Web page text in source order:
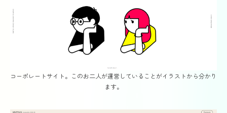
コーポレートサイト。このお二人が運営していることがイラストから分かり
ます。